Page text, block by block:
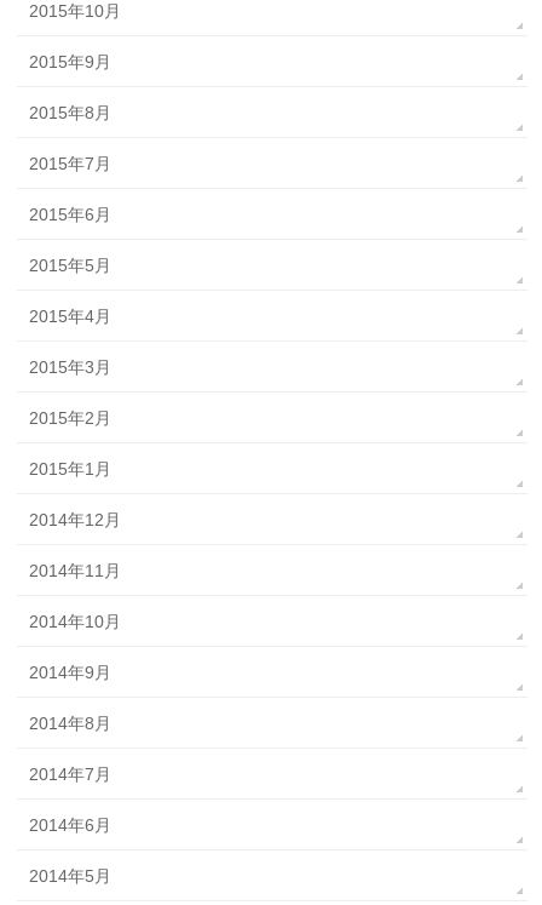
2015年10月
2015年9月
2015年8月
2015年7月
2015年6月
2015年5月
2015年4月
2015年3月
2015年2月
2015年1月
2014年12月
2014年11月
2014年10月
2014年9月
2014年8月
2014年7月
2014年6月
2014年5月